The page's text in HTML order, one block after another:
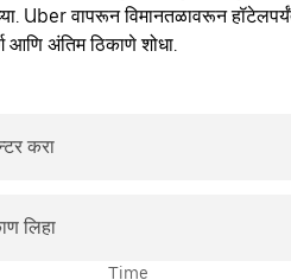
Uber वापरून विमानतळावरून
आणि अंतिम ठिकाणे शोधा.
करा
लिहा
Time